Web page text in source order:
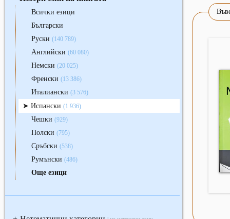
Всички езици
Български
Руски (140 789)
Английски (60 080)
Немски (20 025)
Френски (13 386)
Италиански (3 576)
Испански (1 936)
Чешки (929)
Полски (795)
Сръбски (538)
Румънски (486)
Още езици